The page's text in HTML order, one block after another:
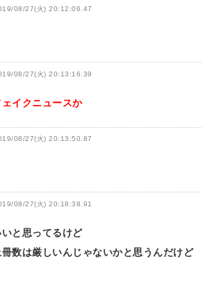
08/27(火) 20:12:06.47
08/27(火) 20:13:16.39
イクニュースか
08/27(火) 20:13:50.87
08/27(火) 20:18:38.91
と思ってるけど
数は厳しいんじゃないかと思うんだけど